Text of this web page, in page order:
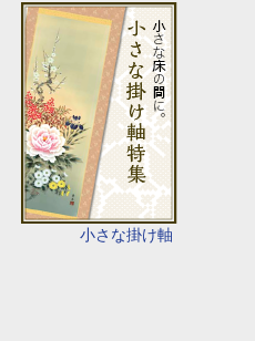
小さな掛け軸